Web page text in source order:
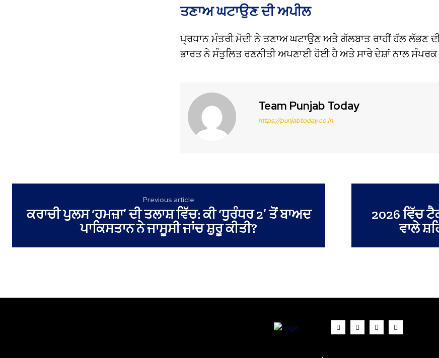
ਤਣਾਅ ਘਟਾਉਣ ਦੀ ਅਪੀਲ
ਪ੍ਰਧਾਨ ਮੰਤਰੀ ਮੋਦੀ ਨੇ ਤਣਾਅ ਘਟਾਉਣ ਅਤੇ ਗੱਲਬਾਤ ਰਾਹੀਂ ਹੱਲ ਲੱਭਣ
ਭਾਰਤ ਨੇ ਸੰਤੁਲਿਤ ਰਣਨੀਤੀ ਅਪਣਾਈ ਹੋਈ ਹੈ ਅਤੇ ਸਾਰੇ ਦੇਸ਼ਾਂ ਨਾਲ ਸੰਪਰਕ
Team Punjab Today
https://punjabtoday.co.in
Previous article
ਕਰਾਚੀ ਪੁਲਸ ‘ਹਮਜ਼ਾ’ ਦੀ ਤਲਾਸ਼ ਵਿੱਚ: ਕੀ ‘ਧੁਰੰਧਰ 2’ ਤੋਂ ਬਾਅਦ
ਪਾਕਿਸਤਾਨ ਨੇ ਜਾਸੂਸੀ ਜਾਂਚ ਸ਼ੁਰੂ ਕੀਤੀ?
2026 ਵਿੱਚ
ਵਾਲੇ